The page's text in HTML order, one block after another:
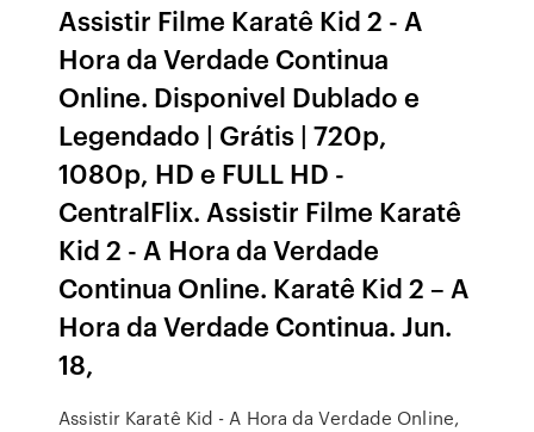
Assistir Filme Karatê Kid 2 - A
Hora da Verdade Continua
Online. Disponivel Dublado e
Legendado | Grátis | 720p,
1080p, HD e FULL HD -
CentralFlix. Assistir Filme Karatê
Kid 2 - A Hora da Verdade
Continua Online. Karatê Kid 2 – A
Hora da Verdade Continua. Jun.
18,
Assistir Karatê Kid - A Hora da Verdade Online,